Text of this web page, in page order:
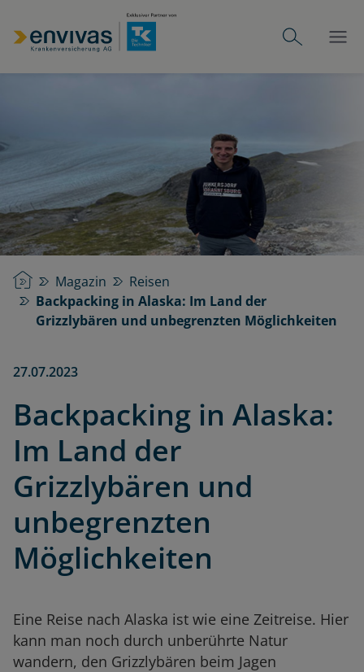
StartseiteMagazin
Reisen
Backpacking in Alaska: Im Land der
Grizzlybären und unbegrenzten Möglichkeiten
27.07.2023
Backpacking in Alaska:
Im Land der
Grizzlybären und
unbegrenzten
Möglichkeiten
Eine Reise nach Alaska ist wie eine Zeitreise. Hier
kann man noch durch unberührte Natur
wandern, den Grizzlybären beim Jagen